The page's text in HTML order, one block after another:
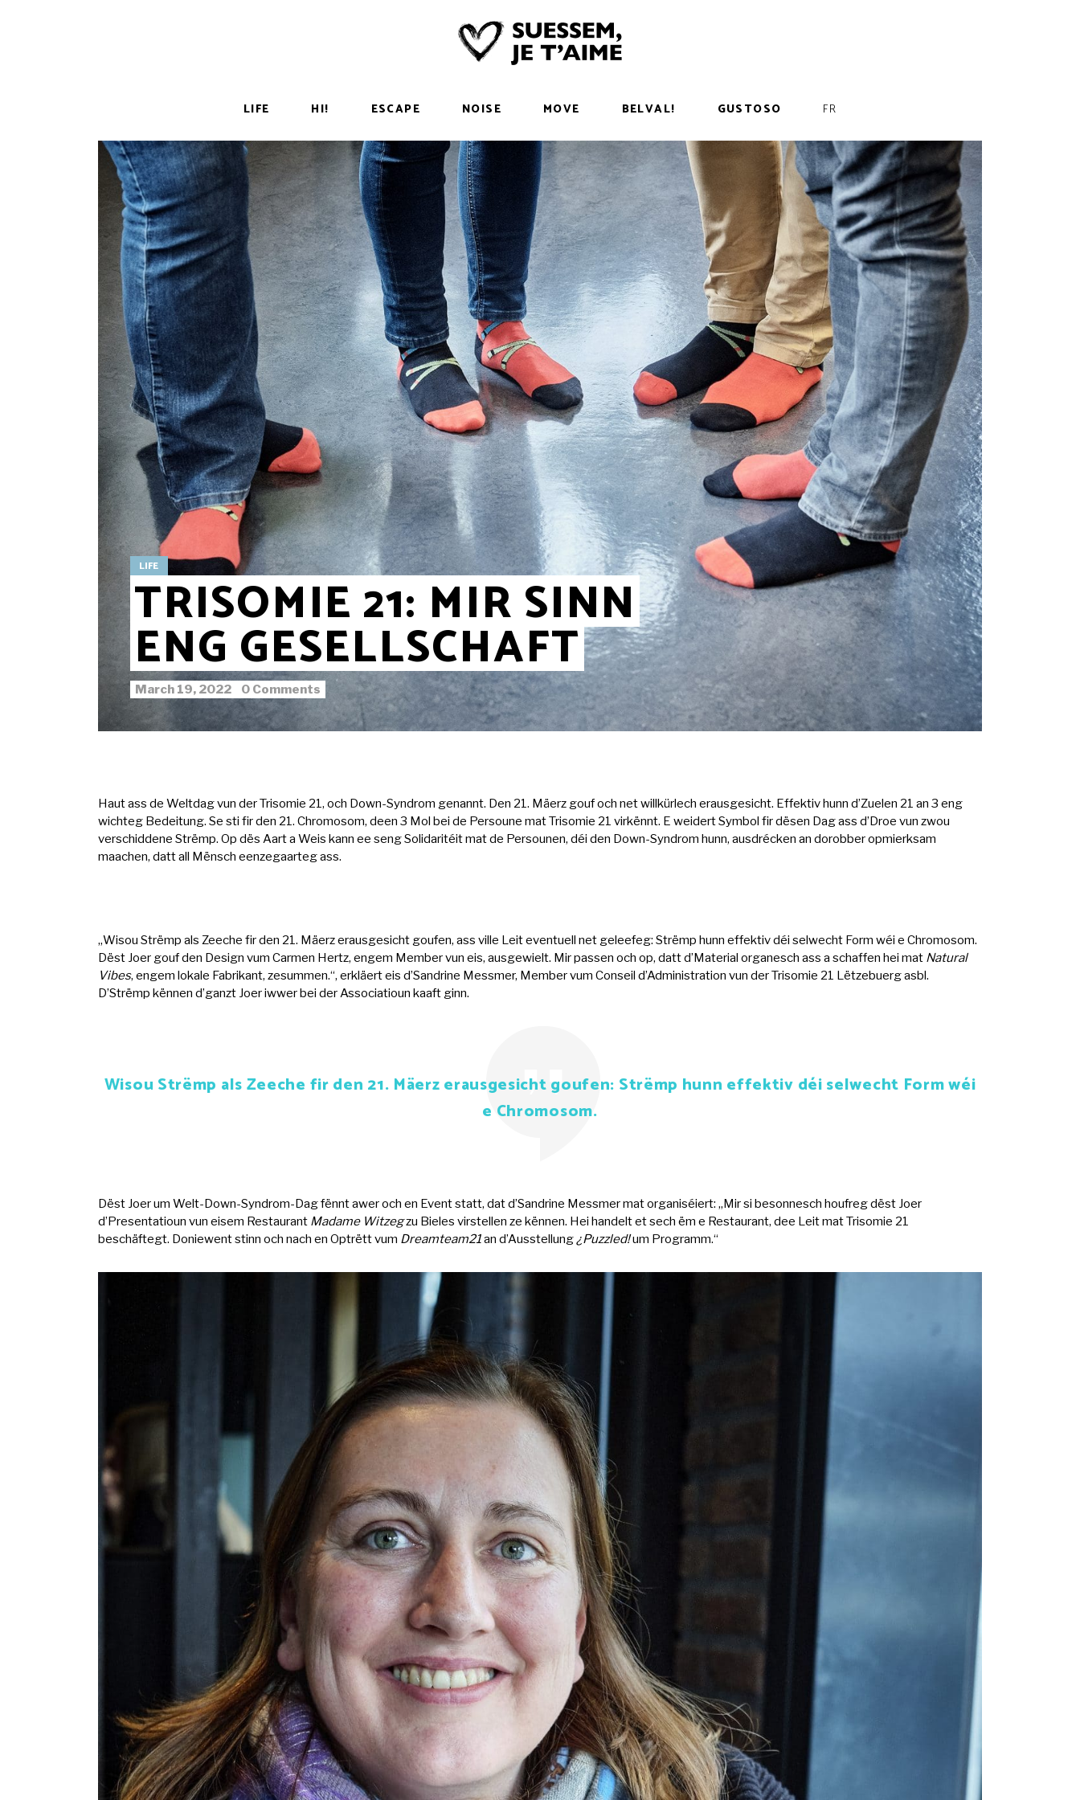
LIFE HI! ESCAPE NOISE MOVE BELVAL! GUSTOSO FR
LIFE
TRISOMIE 21: MIR SINN
ENG GESELLSCHAFT
March 19, 2022 0 Comments
Haut ass de Weltdag vun der Trisomie 21, och Down-Syndrom genannt. Den 21. Mäerz gouf och net willkürlech erausgesicht. Effektiv hunn d’Zuelen 21 an 3 eng
wichteg Bedeitung. Se sti fir den 21. Chromosom, deen 3 Mol bei de Persoune mat Trisomie 21 virkënnt. E weidert Symbol fir dësen Dag ass d’Droe vun zwou
verschiddene Strëmp. Op dës Aart a Weis kann ee seng Solidaritéit mat de Persounen, déi den Down-Syndrom hunn, ausdrécken an dorobber opmierksam
maachen, datt all Mënsch eenzegaarteg ass.
„Wisou Strëmp als Zeeche fir den 21. Mäerz erausgesicht goufen, ass ville Leit eventuell net geleefeg: Strëmp hunn effektiv déi selwecht Form wéi e Chromosom.
Dëst Joer gouf den Design vum Carmen Hertz, engem Member vun eis, ausgewielt. Mir passen och op, datt d’Material organesch ass a schaffen hei mat Natural
Vibes, engem lokale Fabrikant, zesummen.“, erkläert eis d’Sandrine Messmer, Member vum Conseil d’Administration vun der Trisomie 21 Lëtzebuerg asbl.
D’Strëmp kënnen d’ganzt Joer iwwer bei der Associatioun kaaft ginn.
Wisou Strëmp als Zeeche fir den 21. Mäerz erausgesicht goufen: Strëmp hunn effektiv déi selwecht Form wéi
e Chromosom.
Dëst Joer um Welt-Down-Syndrom-Dag fënnt awer och en Event statt, dat d’Sandrine Messmer mat organiséiert: „Mir si besonnesch houfreg dëst Joer
d’Presentatioun vun eisem Restaurant Madame Witzegzu Bieles virstellen ze kënnen. Hei handelt et sech ëm e Restaurant, dee Leit mat Trisomie 21
beschäftegt. Doniewent stinn och nach en Optrëtt vum Dreamteam21an d’Ausstellung¿Puzzled!um Programm.“